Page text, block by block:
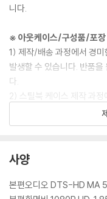
니다.
※ 아웃케이스/구성품/포장
1) 제작/배송 과정에서 경
발생할 수 있습니다. 반품
다.
2) 스틸북 케이스 제작 과정
3) 렌티큘러 스틸북의 경우
4) 본품 보호를 위해 노란
에 의한 교환/반품은 불가합
5) 아웃케이스/구성품/포
사양
본편오디오 DTS-HD MA